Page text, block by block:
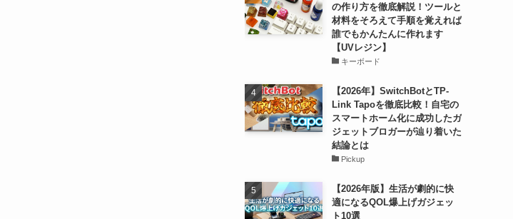
の作り方を徹底解説！ツールと
材料をそろえて手順を覚えれば
誰でもかんたんに作れます
【UVレジン】
キーボード
【2026年】SwitchBotとTP-
Link Tapoを徹底比較！自宅の
スマートホーム化に成功したガ
ジェットブロガーが辿り着いた
結論とは
Pickup
【2026年版】生活が劇的に快
適になるQOL爆上げガジェッ
ト10選